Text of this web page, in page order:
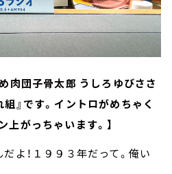
肉団子骨太郎 うしろゆびささ
』です。イントロがめちゃく
がっちゃいます。】
よ！１９９３年だって。俺い